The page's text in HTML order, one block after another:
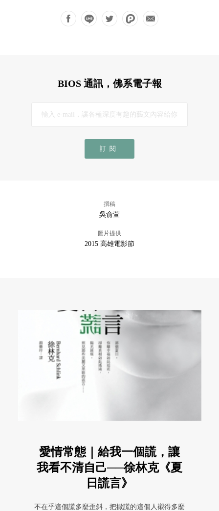
BIOS 通訊，佛系電子報
訂閱
撰稿
吳俞萱
圖片提供
2015 高雄電影節
愛情常態｜給我一個謊，讓
我看不清自己──徐林克《夏
日謊言》
不在乎這個謊多麼歪斜，把撒謊的這個人襯得多麼